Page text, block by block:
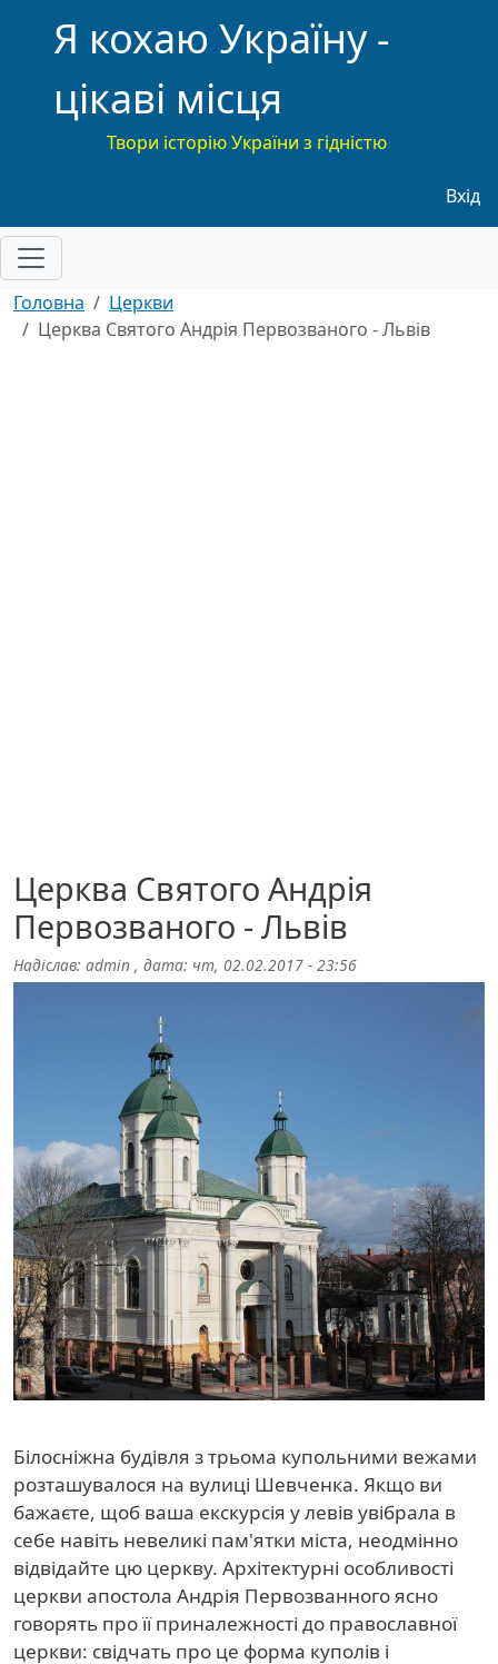
Я кохаю Україну -
цікаві місця
Твори історію України з гідністю
Вхід
Головна
Церкви
Церква Святого Андрія Первозваного - Львів
Церква Святого Андрія
Первозваного - Львів
Надіслав: admin , дата: чт, 02.02.2017 - 23:56
Білосніжна будівля з трьома купольними вежами
розташувалося на вулиці Шевченка. Якщо ви
бажаєте, щоб ваша екскурсія у левів увібрала в
себе навіть невеликі пам'ятки міста, неодмінно
відвідайте цю церкву. Архітектурні особливості
церкви апостола Андрія Первозванного ясно
говорять про її приналежності до православної
церкви: свідчать про це форма куполів і